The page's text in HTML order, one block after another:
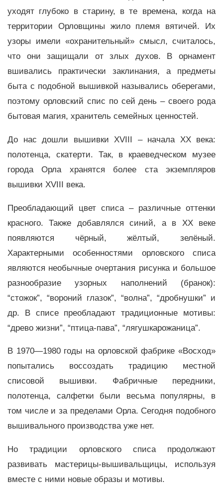
уходят глубоко в старину, в те времена, когда на
территории Орловщины жило племя вятичей. Их
узоры имели «охранительный» смысл, считалось,
что они защищали от злых духов. В орнамент
вшивались практически заклинания, а предметы
быта с подобной вышивкой назывались оберегами,
поэтому орловский спис по сей день – своего рода
бытовая магия, хранитель семейных ценностей.
До нас дошли вышивки XVIII – начала XX века:
полотенца, скатерти. Так, в краеведческом музее
города Орла хранятся более ста экземпляров
вышивки XVIII века.
Преобладающий цвет cписа – различные оттенки
красного. Также добавлялся синий, а в XX веке
появляются чёрный, жёлтый, зелёный.
Характерными особенностями орловского списа
являются необычные очертания рисунка и большое
разнообразие узорных наполнений (бранок):
“стожок”, “вороний глазок”, “волна”, “дробнушки” и
др. В списе преобладают традиционные мотивы:
“древо жизни”, “птица-пава”, “лягушкарожаница”.
В 1970—1980 годы на орловской фабрике «Восход»
попытались воссоздать традицию местной
списовой вышивки. Фабричные передники,
полотенца, салфетки были весьма популярны, в
том числе и за пределами Орла. Сегодня подобного
вышивального производства уже нет.
Но традиции орловского списа продолжают
развивать мастерицы-вышивальщицы, используя
вместе с ними новые образы и мотивы.